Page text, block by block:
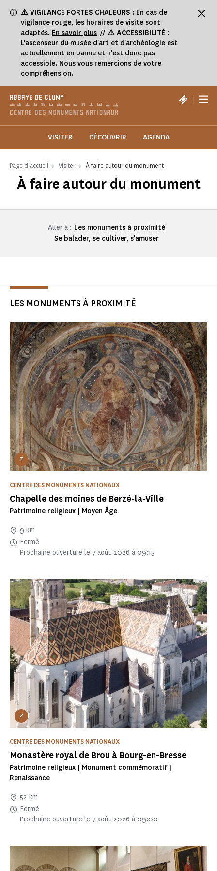
⚠️ VIGILANCE FORTES CHALEURS : En cas de
vigilance rouge, les horaires de visite sont
adaptés. En savoir plus // ⚠️ ACCESSIBILITÉ :
L'ascenseur du musée d'art et d'archéologie est
actuellement en panne et n'est donc pas
accessible. Nous vous remercions de votre
compréhension.
ABBAYE DE CLUNY |
VISITER DÉCOUVRIR AGENDA
Page d'accueil Visiter À faire autour du monument
À faire autour du monument
Aller à : Les monuments à proximité
Se balader, se cultiver, s'amuser
LES MONUMENTS À PROXIMITÉ
Chapelle des moines de Berzé-la-Ville
CENTRE DES MONUMENTS NATIONAUX
Patrimoine religieux | Moyen Âge
9 km
Fermé
Prochaine ouverture le 7 août 2026 à 09:15
Monastère royal de Brou à Bourg-en-Bresse
CENTRE DES MONUMENTS NATIONAUX
Patrimoine religieux | Monument commémoratif |
Renaissance
52 km
Fermé
Prochaine ouverture le 7 août 2026 à 09:00